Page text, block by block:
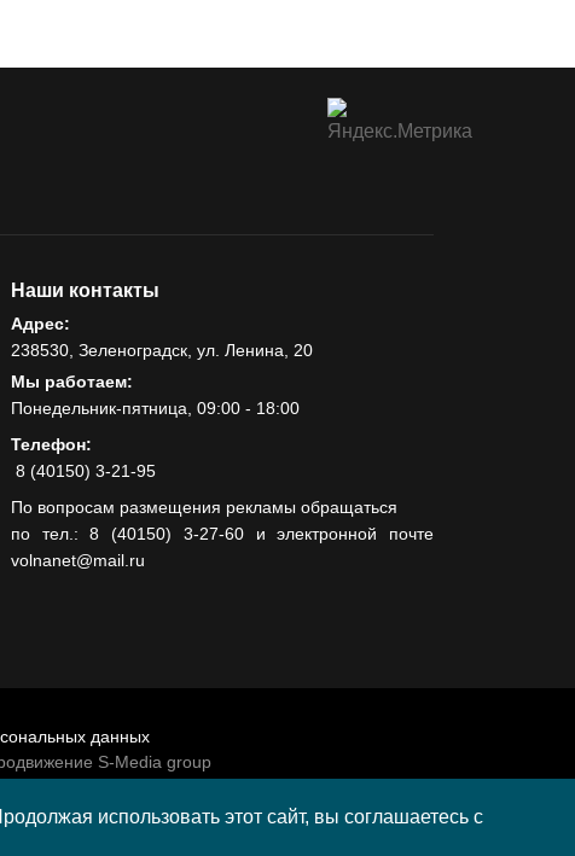
Наши контакты
Адрес:
238530, Зеленоградск, ул. Ленина, 20
Мы работаем:
Понедельник-пятница, 09:00 - 18:00
Телефон:
8 (40150) 3-21-95
По вопросам размещения рекламы обращаться
по тел.: 8 (40150) 3-27-60 и электронной почте
volnanet@mail.ru
данных
S-Media group
использовать этот сайт, вы соглашаетесь с